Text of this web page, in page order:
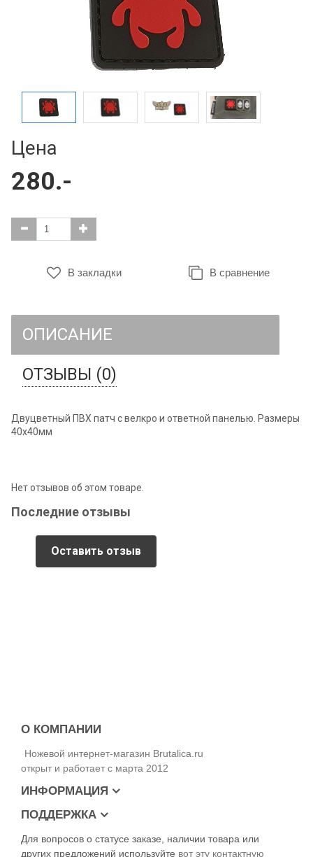
Цена
280.-
В закладки В сравнение
ОПИСАНИЕ
ОТЗЫВЫ (0)
Двуцветный ПВХ патч с велкро и ответной панелью. Размеры
40х40мм
Нет отзывов об этом товаре.
Последние отзывы
Оставить отзыв
О КОМПАНИИ
Ножевой интернет-магазин Brutalica.ru
открыт и работает с марта 2012
ИНФОРМАЦИЯ
ПОДДЕРЖКА
Для вопросов о статусе заказе, наличии товара или
других предложений используйте вот эту контактную